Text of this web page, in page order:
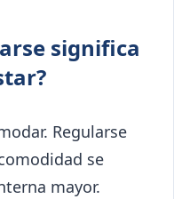
significa
Regularse
se
mayor.